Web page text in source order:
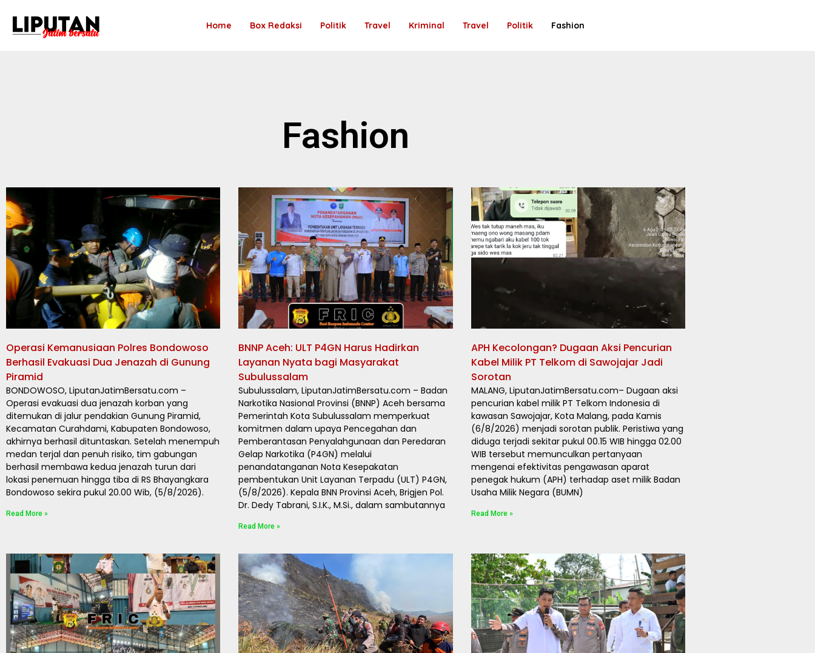
Home Box Redaksi Politik Travel Kriminal Travel Politik Fashion
Fashion
Operasi Kemanusiaan Polres Bondowoso
Berhasil Evakuasi Dua Jenazah di Gunung
Piramid
BONDOWOSO, LiputanJatimBersatu.com –
Operasi evakuasi dua jenazah korban yang
ditemukan di jalur pendakian Gunung Piramid,
Kecamatan Curahdami, Kabupaten Bondowoso,
akhirnya berhasil dituntaskan. Setelah menempuh
medan terjal dan penuh risiko, tim gabungan
berhasil membawa kedua jenazah turun dari
lokasi penemuan hingga tiba di RS Bhayangkara
Bondowoso sekira pukul 20.00 Wib, (5/8/2026).
Read More »
BNNP Aceh: ULT P4GN Harus Hadirkan
Layanan Nyata bagi Masyarakat
Subulussalam
Subulussalam, LiputanJatimBersatu.com – Badan
Narkotika Nasional Provinsi (BNNP) Aceh bersama
Pemerintah Kota Subulussalam memperkuat
komitmen dalam upaya Pencegahan dan
Pemberantasan Penyalahgunaan dan Peredaran
Gelap Narkotika (P4GN) melalui
penandatanganan Nota Kesepakatan
pembentukan Unit Layanan Terpadu (ULT) P4GN,
(5/8/2026). Kepala BNN Provinsi Aceh, Brigjen Pol.
Dr. Dedy Tabrani, S.I.K., M.Si., dalam sambutannya
Read More »
APH Kecolongan? Dugaan Aksi Pencurian
Kabel Milik PT Telkom di Sawojajar Jadi
Sorotan
MALANG, LiputanJatimBersatu.com– Dugaan aksi
pencurian kabel milik PT Telkom Indonesia di
kawasan Sawojajar, Kota Malang, pada Kamis
(6/8/2026) menjadi sorotan publik. Peristiwa yang
diduga terjadi sekitar pukul 00.15 WIB hingga 02.00
WIB tersebut memunculkan pertanyaan
mengenai efektivitas pengawasan aparat
penegak hukum (APH) terhadap aset milik Badan
Usaha Milik Negara (BUMN)
Read More »